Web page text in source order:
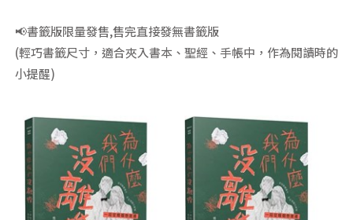
📢書籤版限量發售,售完直接發無書籤版
(輕巧書籤尺寸，適合夾入書本、聖經、手帳中，作為閱讀時的
小提醒)